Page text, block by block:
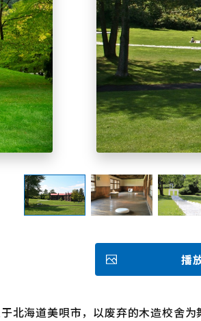
北海道美唄市，以废弃的木造校舍
播